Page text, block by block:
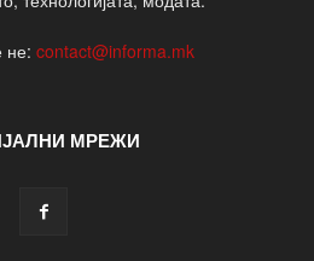
не: contact@informa.mk
МРЕЖИ